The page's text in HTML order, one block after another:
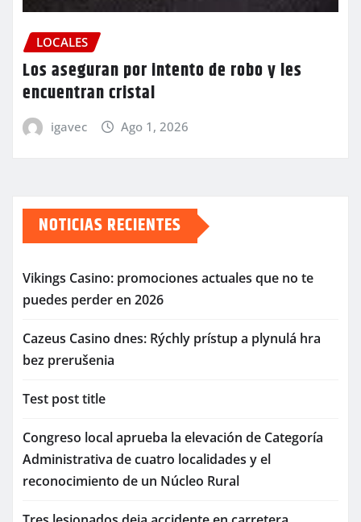
LOCALES
Los aseguran por intento de robo y les
encuentran cristal
igavec Ago 1, 2026
NOTICIAS RECIENTES
Vikings Casino: promociones actuales que no te
puedes perder en 2026
Cazeus Casino dnes: Rýchly prístup a plynulá hra
bez prerušenia
Test post title
Congreso local aprueba la elevación de Categoría
Administrativa de cuatro localidades y el
reconocimiento de un Núcleo Rural